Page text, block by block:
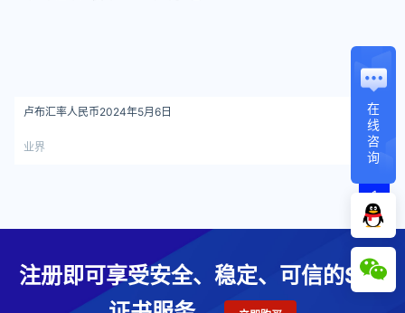
卢布汇率人民币2024年5月6日
业界
1
在
线
咨
询
注册即可享受安全、稳定、可信的SSL